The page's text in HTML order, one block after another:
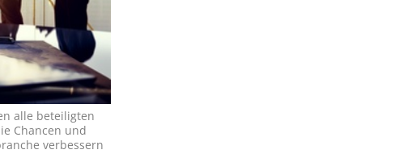
alle beteiligten
Chancen und
verbessern